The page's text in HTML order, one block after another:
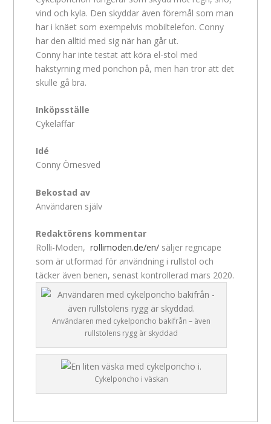
vind och kyla. Den skyddar även föremål som man
har i knäet som exempelvis mobiltelefon. Conny
har den alltid med sig när han går ut.
Conny har inte testat att köra el-stol med
hakstyrning med ponchon på, men han tror att det
skulle gå bra.
Inköpsställe
Cykelaffär
Idé
Conny Örnesved
Bekostad av
Användaren själv
Redaktörens kommentar
Rolli-Moden,rollimoden.de/en/ säljer regncape
som är utformad för användning i rullstol och
täcker även benen, senast kontrollerad mars 2020.
Användaren med cykelponcho bakifrån – även
rullstolens rygg är skyddad
Cykelponcho i väskan